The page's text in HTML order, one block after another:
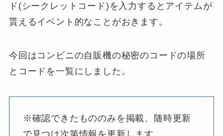
ド(シークレットコード)を入力するとアイテムが
貰えるイベント的なことがおきます。
今回はコンビニの自販機の秘密のコードの場所
とコードを一覧にしました。
※確認できたもののみを掲載、随時更新